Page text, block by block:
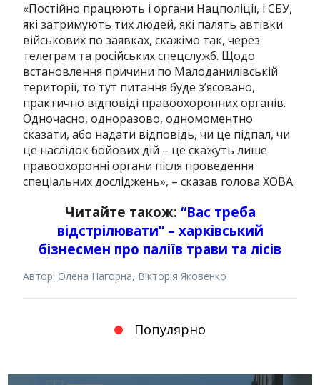
«Постійно працюють і органи Нацполіції, і СБУ,
які затримують тих людей, які палять автівки
військових по заявках, скажімо так, через
телеграм та російських спецслужб. Щодо
встановлення причини по Малоданилівській
території, то тут питання буде з’ясовано,
практично відповіді правоохоронних органів.
Одночасно, одноразово, одномоментно
сказати, або надати відповідь, чи це підпал, чи
це наслідок бойових дій – це скажуть лише
правоохоронні органи після проведення
спеціальних досліджень», – сказав голова ХОВА.
Читайте також: “Вас треба
відстрілювати” – харківський
бізнесмен про паліїв трави та лісів
Автор: Олена Нагорна, Вікторія Яковенко
Популярно